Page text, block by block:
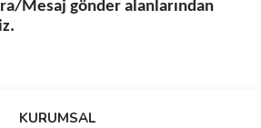
Mesaj gönder alanlarından
ilk yorumu siz yapın!
KURUMSAL